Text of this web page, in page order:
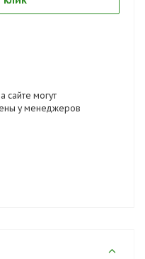
сайте могут
у менеджеров